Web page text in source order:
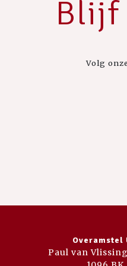
Blijf
Volg
Overamstel
Paul van